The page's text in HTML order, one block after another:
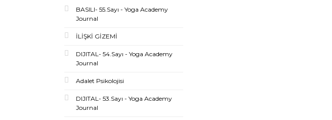
BASILI- 55.Sayı - Yoga Academy
Journal
İLİŞKİ GİZEMİ
DIJITAL- 54.Sayı - Yoga Academy
Journal
Adalet Psikolojisi
DIJITAL- 53.Sayı - Yoga Academy
Journal